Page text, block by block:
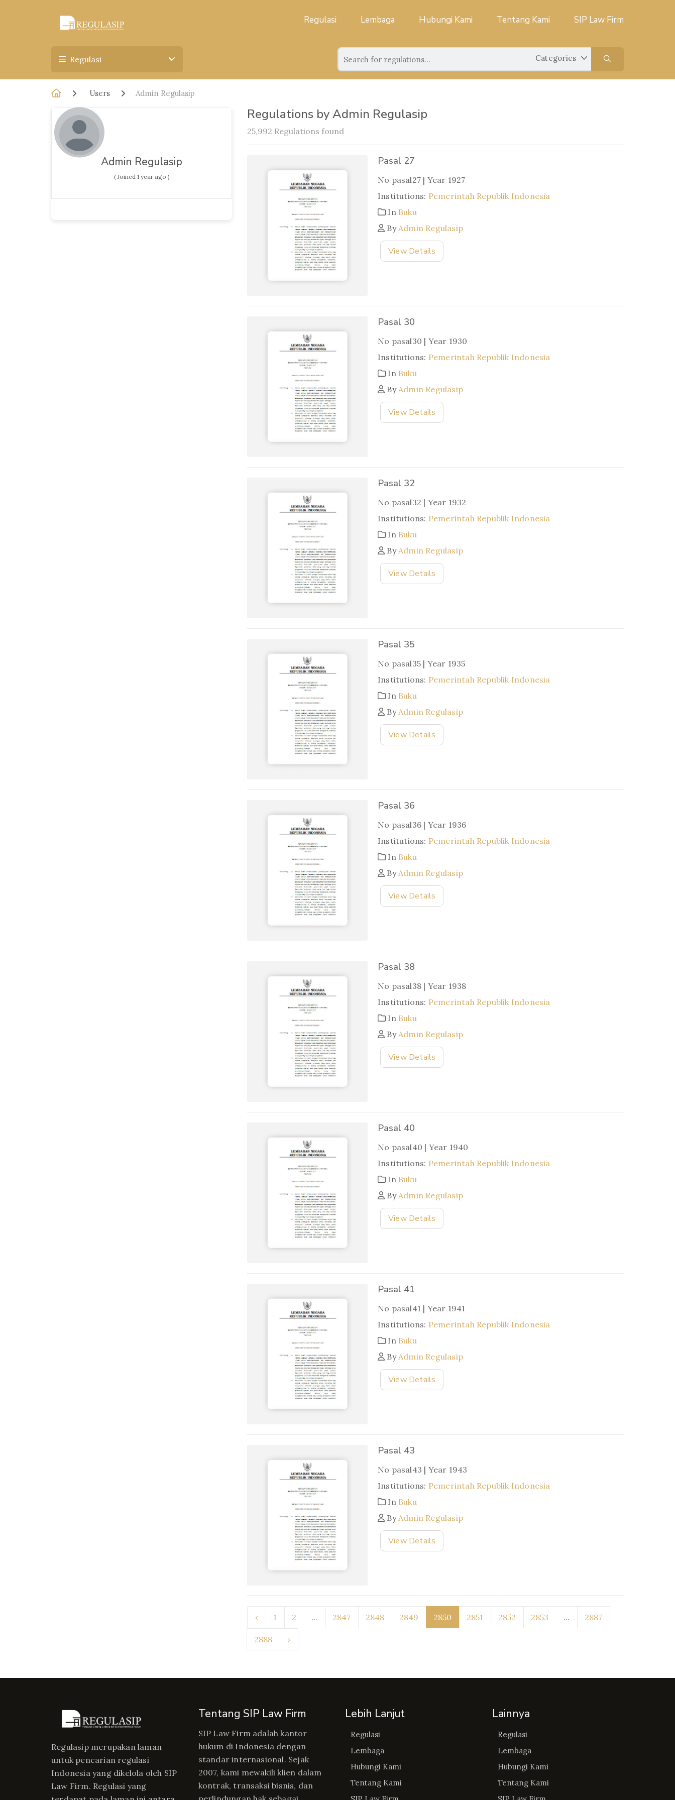
Regulasi Lembaga Hubungi Kami Tentang Kami SIP Law Firm
Regulasi
Users Admin Regulasip
Admin Regulasip
( Joined 1 year ago )
Regulations by Admin Regulasip
25,992 Regulations found
Pasal 27
No pasal27 | Year 1927
Institutions: Pemerintah Republik Indonesia
In Buku
ByAdmin Regulasip
View Details
Pasal 30
No pasal30 | Year 1930
Institutions: Pemerintah Republik Indonesia
In Buku
ByAdmin Regulasip
View Details
Pasal 32
No pasal32 | Year 1932
Institutions: Pemerintah Republik Indonesia
In Buku
ByAdmin Regulasip
View Details
Pasal 35
No pasal35 | Year 1935
Institutions: Pemerintah Republik Indonesia
In Buku
ByAdmin Regulasip
View Details
Pasal 36
No pasal36 | Year 1936
Institutions: Pemerintah Republik Indonesia
In Buku
ByAdmin Regulasip
View Details
Pasal 38
No pasal38 | Year 1938
Institutions: Pemerintah Republik Indonesia
In Buku
ByAdmin Regulasip
View Details
Pasal 40
No pasal40 | Year 1940
Institutions: Pemerintah Republik Indonesia
In Buku
ByAdmin Regulasip
View Details
Pasal 41
No pasal41 | Year 1941
Institutions: Pemerintah Republik Indonesia
In Buku
ByAdmin Regulasip
View Details
Pasal 43
No pasal43 | Year 1943
Institutions: Pemerintah Republik Indonesia
In Buku
ByAdmin Regulasip
View Details
‹ 1 2 ... 2847 2848 2849 2850 2851 2852 2853 ... 2887
2888 ›
Regulasip merupakan laman
untuk pencarian regulasi
Indonesia yang dikelola oleh SIP
Law Firm. Regulasi yang
Tentang SIP Law Firm
SIP Law Firm adalah kantor
hukum di Indonesia dengan
standar internasional. Sejak
2007, kami mewakili klien dalam
kontrak, transaksi bisnis, dan
Lebih Lanjut
Regulasi
Lembaga
Hubungi Kami
Tentang Kami
Lainnya
Regulasi
Lembaga
Hubungi Kami
Tentang Kami